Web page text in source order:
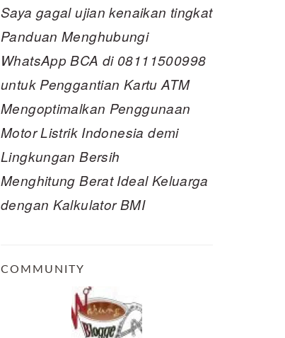
Saya gagal ujian kenaikan tingkat
Panduan Menghubungi
WhatsApp BCA di 08111500998
untuk Penggantian Kartu ATM
Mengoptimalkan Penggunaan
Motor Listrik Indonesia demi
Lingkungan Bersih
Menghitung Berat Ideal Keluarga
dengan Kalkulator BMI
COMMUNITY